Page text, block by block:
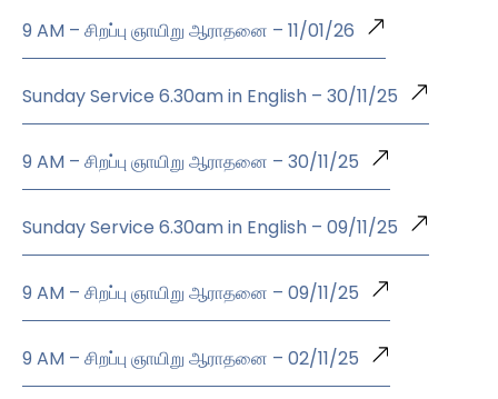
9 AM – சிறப்பு ஞாயிறு ஆராதனை – 11/01/26
Sunday Service 6.30am in English – 30/11/25
9 AM – சிறப்பு ஞாயிறு ஆராதனை – 30/11/25
Sunday Service 6.30am in English – 09/11/25
9 AM – சிறப்பு ஞாயிறு ஆராதனை – 09/11/25
9 AM – சிறப்பு ஞாயிறு ஆராதனை – 02/11/25